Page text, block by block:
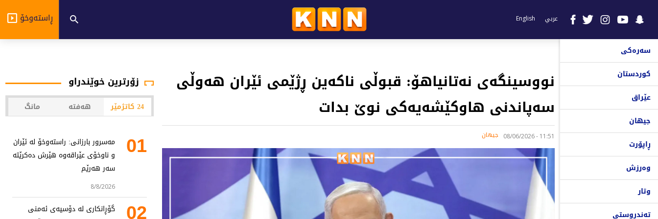
عربي English ڕاستەوخۆ
سەرەکی
کوردستان
عێراق
جیهان
ڕاپۆرت
وەرزش
وتار
تەندروستی
نووسینگەی نەتانیاهۆ: قبوڵی ناکەین ڕژێمی ئێران هەوڵی
سەپاندنی هاوکێشەیەکی نوێ بدات
11:51 - 08/06/2026 جیهان
زۆرترین خوێندراو
24 کاتژمێر هەفتە مانگ
01
مەسرور بارزانی: راستەوخۆ لە ئێران
و ناوخۆی عێراقەوە هێرش دەکرێتە
سەر هەرێم
8/8/2026
02
گۆڕانکاری لە دۆسیەی ئەمنی